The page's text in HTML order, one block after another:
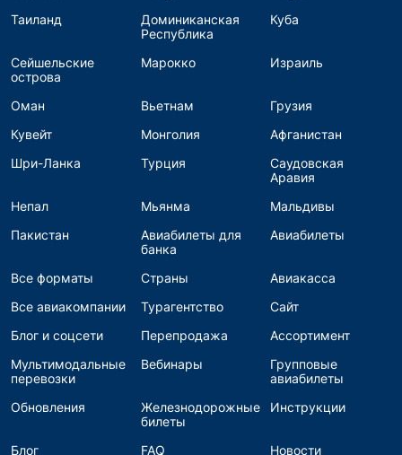
Таиланд
Доминиканская
Республика
Куба
Сейшельские
острова
Марокко Израиль
Оман Вьетнам
Грузия
Кувейт
Монголия
Афганистан
Шри-Ланка
Турция
Саудовская
Аравия
Непал
Мьянма
Мальдивы
Пакистан
Авиабилеты для
банка
Авиабилеты
Все форматы Страны
Авиакасса
Все авиакомпании
Турагентство
Сайт
Блог и соцсети
Перепродажа
Ассортимент
Мультимодальные
перевозки
Вебинары
Групповые
авиабилеты
Обновления
Железнодорожные
билеты
Инструкции
Блог FAQ
Новости